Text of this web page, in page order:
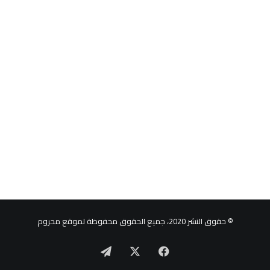
© حقوق النشر 2020، جميع الحقوق محفوظة لموقع محروم
فيسبوك تيلقرام